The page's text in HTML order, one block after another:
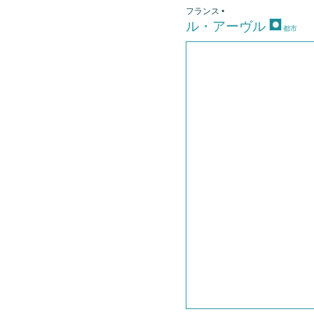
フランス •
ル・アーヴル 都市